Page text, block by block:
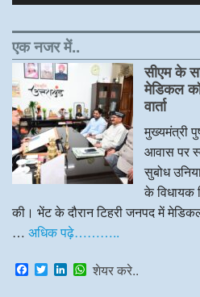
एक नजर में..
सीएम के
मेडिकल
वार्ता
मुख्यमंत्री
आवास पर
सुबोध
के विधायक
की। भेंट के दौरान टिहरी जनपद में
… अधिक पढ़े………..
F
a
T
w
L W
शेयर करे..